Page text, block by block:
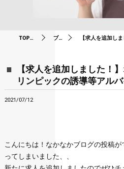
TOPページ ブログ 【求人を追加しました
【求人を追加しました！
リンピックの誘導等アル
2021/07/12
こんにちは！なかなかブログの投稿
ってしまいました、、